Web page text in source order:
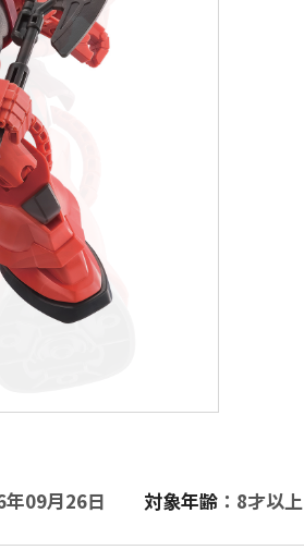
年09月26日 対象年齢 ：8才以上